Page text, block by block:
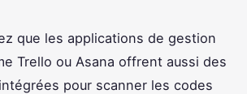
que les applications de gestion
Trello ou Asana offrent aussi des
pour scanner les codes